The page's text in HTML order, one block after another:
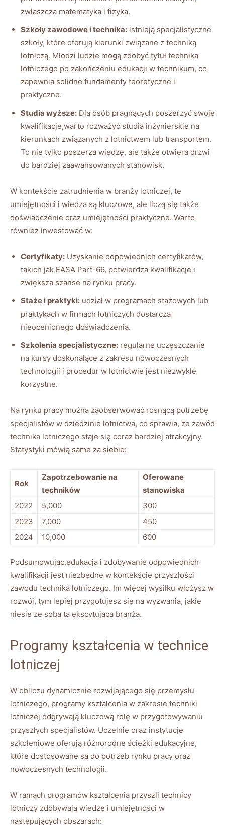
zwłaszcza matematyka i fizyka.
Szkoły zawodowe i technika: istnieją specjalistyczne
szkoły, które oferują kierunki związane z techniką
lotniczą. Młodzi ludzie mogą zdobyć tytuł technika
lotniczego po zakończeniu edukacji w technikum, co
zapewnia solidne fundamenty teoretyczne i
praktyczne.
Studia wyższe: Dla osób pragnących poszerzyć swoje
kwalifikacje,warto rozważyć studia inżynierskie na
kierunkach związanych z lotnictwem lub transportem.
To nie tylko poszerza wiedzę, ale także otwiera drzwi
do bardziej zaawansowanych stanowisk.
W kontekście zatrudnienia w branży lotniczej, te
umiejętności i wiedza są kluczowe, ale liczą się także
doświadczenie oraz umiejętności praktyczne. Warto
również inwestować w:
Certyfikaty: Uzyskanie odpowiednich certyfikatów,
takich jak EASA Part-66, potwierdza kwalifikacje i
zwiększa szanse na rynku pracy.
Staże i praktyki: udział w programach stażowych lub
praktykach w firmach lotniczych dostarcza
nieocenionego doświadczenia.
Szkolenia specjalistyczne: regularne uczęszczanie
na kursy doskonalące z zakresu nowoczesnych
technologii i procedur w lotnictwie jest niezwykle
korzystne.
Na rynku pracy można zaobserwować rosnącą potrzebę
specjalistów w dziedzinie lotnictwa, co sprawia, że zawód
technika lotniczego staje się coraz bardziej atrakcyjny.
Statystyki mówią same za siebie:
Rok
Zapotrzebowanie na
techników
Oferowane
stanowiska
2022
5,000
300
2023
7,000
450
2024
10,000 600
Podsumowując,edukacja i zdobywanie odpowiednich
kwalifikacji jest niezbędne w kontekście przyszłości
zawodu technika lotniczego. Im więcej wysiłku włożysz w
rozwój, tym lepiej przygotujesz się na wyzwania, jakie
niesie ze sobą ta ekscytująca branża.
Programy kształcenia w technice
lotniczej
W obliczu dynamicznie rozwijającego się przemysłu
lotniczego, programy kształcenia w zakresie techniki
lotniczej odgrywają kluczową rolę w przygotowywaniu
przyszłych specjalistów. Uczelnie oraz instytucje
szkoleniowe oferują różnorodne ścieżki edukacyjne,
które dostosowane są do potrzeb rynku pracy oraz
nowoczesnych technologii.
W ramach programów kształcenia przyszli technicy
lotniczy zdobywają wiedzę i umiejętności w
następujących obszarach: